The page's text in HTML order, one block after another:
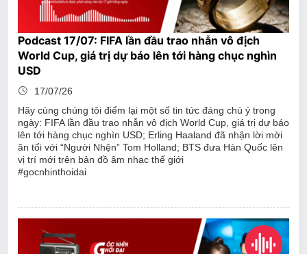
Podcast 17/07: FIFA lần đầu trao nhẫn vô địch
World Cup, giá trị dự báo lên tới hàng chục nghìn
USD
17/07/26
Hãy cùng chúng tôi điểm lại một số tin tức đáng chú ý trong
ngày: FIFA lần đầu trao nhẫn vô địch World Cup, giá trị dự báo
lên tới hàng chục nghìn USD; Erling Haaland đã nhận lời mời
ăn tối với “Người Nhện” Tom Holland; BTS đưa Hàn Quốc lên
vị trí mới trên bản đồ âm nhạc thế giới
#gocnhinthoidai